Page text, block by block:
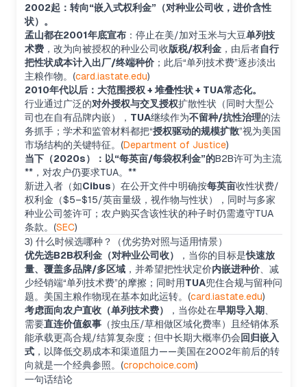
2002起：转向“嵌入式权利金”（对种业公司收，进价含性
状）。
孟山都在2001年底宣布 ：停止在美/加对玉米与大豆单列技
术费 ，改为向被授权的种业公司收版税/权利金 ，由后者自行
把性状成本计入出厂/终端种价 ；此后“单列技术费”逐步淡出
主粮作物。(card.iastate.edu)
2010年代以后：大范围授权 + 堆叠性状 + TUA常态化。
行业通过广泛的对外授权与交叉授权扩散性状（同时大型公
司也在自有品牌内嵌）， TUA继续作为不留种/抗性治理的法
务抓手；学术和监管材料都把“授权驱动的规模扩散”视为美国
市场结构的关键特征。(Department of Justice)
当下（2020s）：以“每英亩/每袋权利金”的B2B许可为主流
**，对农户仍要求TUA。**
新进入者（如Cibus）在公开文件中明确按每英亩收性状费/
权利金（$5–$15/英亩量级，视作物与性状），同时与多家
种业公司签许可；农户购买含该性状的种子时仍需遵守TUA
条款。(SEC)
3) 什么时候选哪种？（优劣势对照与适用情景）
优先选B2B权利金（对种业公司收）
，当你的目标是快速放
量、覆盖多品牌/多区域 ，并希望把性状定价内嵌进种价 、减
少经销端“单列技术费”的摩擦；同时用TUA兜住合规与留种问
题。美国主粮作物现在基本如此运转。(card.iastate.edu)
考虑面向农户直收（单列技术费）
，当你处在早期导入期
需要直连价值叙事 （按虫压/草相做区域化费率）且经销体系
能承载更高合规/结算复杂度；但中长期大概率仍会回归嵌入
式 ，以降低交易成本和渠道阻力——美国在2002年前后的转
向就是一个经典参照。(cropchoice.com)
一句话结论